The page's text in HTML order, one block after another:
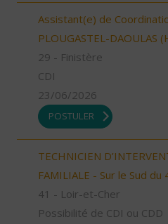
Assistant(e) de
PLOUGASTEL-DAOULAS
29 - Finistère
CDI
23/06/2026
POSTULER
TECHNICIEN
FAMILIALE - Sur le Sud du
41 - Loir-et-Cher
Possibilité de CDI ou CDD